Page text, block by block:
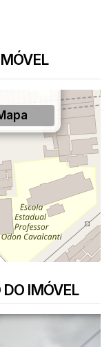
Paulo, SP,
IMÓVEL